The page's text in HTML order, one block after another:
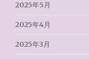
2025年5月
2025年4月
2025年3月